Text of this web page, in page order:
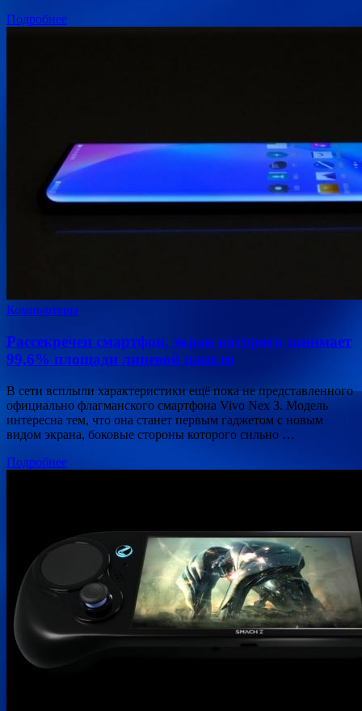
Подробнее
Компьютеры
Рассекречен смартфон, экран которого занимает
99,6% площади лицевой панели
В сети всплыли характеристики ещё пока не представленного
официально флагманского смартфона Vivo Nex 3. Модель
интересна тем, что она станет первым гаджетом с новым
видом экрана, боковые стороны которого сильно …
Подробнее